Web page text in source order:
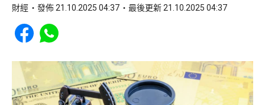
財經 發佈 21.10.2025 04:37 最後更新 21.10.2025 04:37
Share to Facebook
Share to WhatsApp